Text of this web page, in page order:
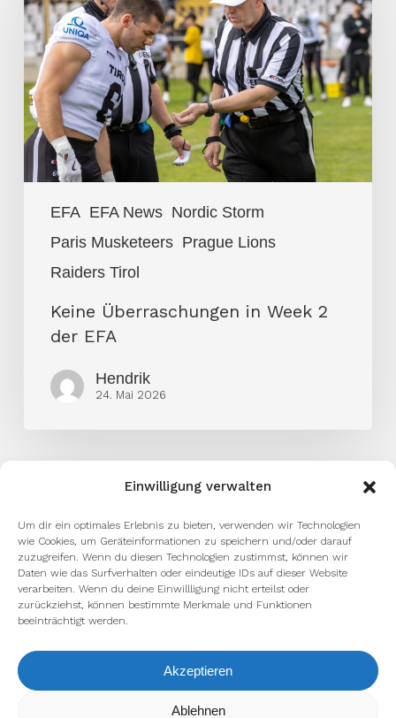
Einwilligung verwalten
Um dir ein optimales Erlebnis zu bieten, verwenden wir Technologien
wie Cookies, um Geräteinformationen zu speichern und/oder darauf
zuzugreifen. Wenn du diesen Technologien zustimmst, können wir
Daten wie das Surfverhalten oder eindeutige IDs auf dieser Website
verarbeiten. Wenn du deine Einwillligung nicht erteilst oder
zurückziehst, können bestimmte Merkmale und Funktionen
beeinträchtigt werden.
Akzeptieren
Ablehnen
EFA EFA News Nordic Storm
Paris Musketeers Prague Lions
Raiders Tirol
in
Week
2
der
EFA
Keine Überraschungen in Week 2
der EFA
Hendrik
24. Mai 2026
facebook youtube instagram spotify twitch
Wir verwenden Cookies, um dir die bestmögliche Erfahrung auf